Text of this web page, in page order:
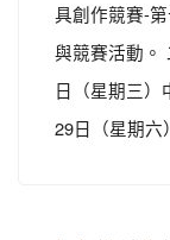
具創作競賽-
與競賽活動。
日（星期三）
29日（星期六